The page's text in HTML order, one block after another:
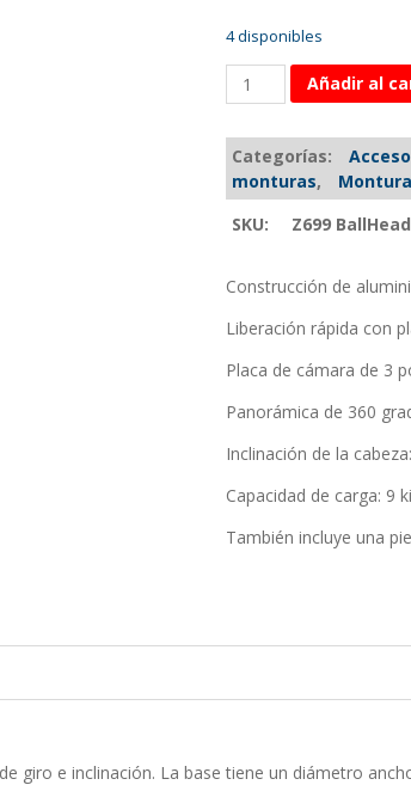
4 disponibles
Añadir al
Categorías:
monturas,
SKU:
Z699 BallHead
Construcción de
Liberación rápida con
Placa de cámara de 3
Panorámica de 360
Inclinación de la
Capacidad de carga: 9
También incluye una
giro e inclinación. La base tiene un diámetro